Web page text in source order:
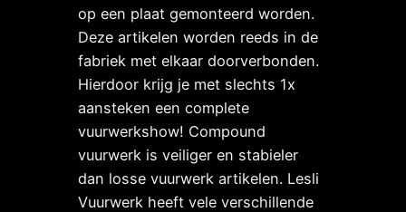
op een plaat gemonteerd worden.
Deze artikelen worden reeds in de
fabriek met elkaar doorverbonden.
Hierdoor krijg je met slechts 1x
aansteken een complete
vuurwerkshow! Compound
vuurwerk is veiliger en stabieler
dan losse vuurwerk artikelen. Lesli
Vuurwerk heeft vele verschillende